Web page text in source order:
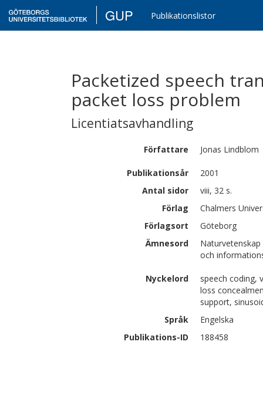
GUP Publikationslistor
Packetized speech
packet loss problem
Licentiatsavhandling
Författare Jonas Lindblom
Publikationsår
2001
Antal sidor
viii, 32 s.
Förlag
Chalmers
Förlagsort
Göteborg
Ämnesord
och
Nyckelord
speech coding,
loss
support,
Språk
Engelska
Publikations-ID
188458